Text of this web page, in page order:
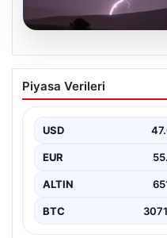
Tayland’da maç
yıldırım düştü: 1
Piyasa Verileri
USD
EUR
ALTIN
BTC